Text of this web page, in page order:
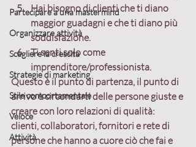
Partecipare a una mastermind
Organizzare attività
Scegliere la crescita
Strategie di marketing
Stile comportamentale
Veloce
Attività
Hai bisogno di clienti che ti diano
maggior guadagni e che ti diano più
soddisfazione.
Ti senti solo come
imprenditore/professionista.
Questo è il punto di partenza, il punto di
arrivo è circondarti delle persone giuste e
creare con loro relazioni di qualità:
clienti, collaboratori, fornitori e rete di
persone che hanno a cuore ciò che fai e